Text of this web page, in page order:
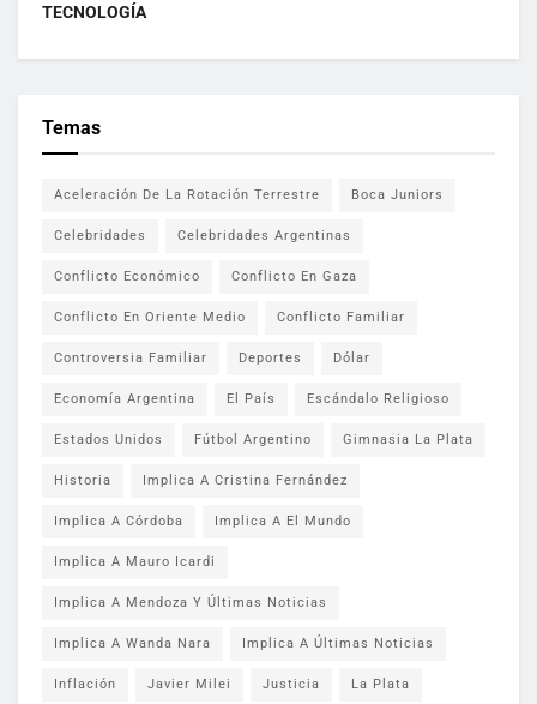
TECNOLOGÍA
Temas
Aceleración De La Rotación Terrestre Boca Juniors
Celebridades Celebridades Argentinas
Conflicto Económico Conflicto En Gaza
Conflicto En Oriente Medio Conflicto Familiar
Controversia Familiar Deportes Dólar
Economía Argentina El País Escándalo Religioso
Estados Unidos Fútbol Argentino Gimnasia La Plata
Historia Implica A Cristina Fernández
Implica A Córdoba Implica A El Mundo
Implica A Mauro Icardi
Implica A Mendoza Y Últimas Noticias
Implica A Wanda Nara Implica A Últimas Noticias
Inflación Javier Milei Justicia La Plata